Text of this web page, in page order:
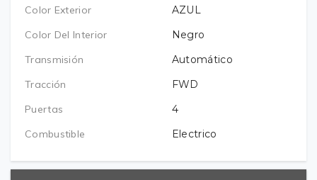
Color Exterior
AZUL
Color Del Interior
Negro
Transmisión
Automático
Tracción
FWD
Puertas
4
Combustible
Electrico